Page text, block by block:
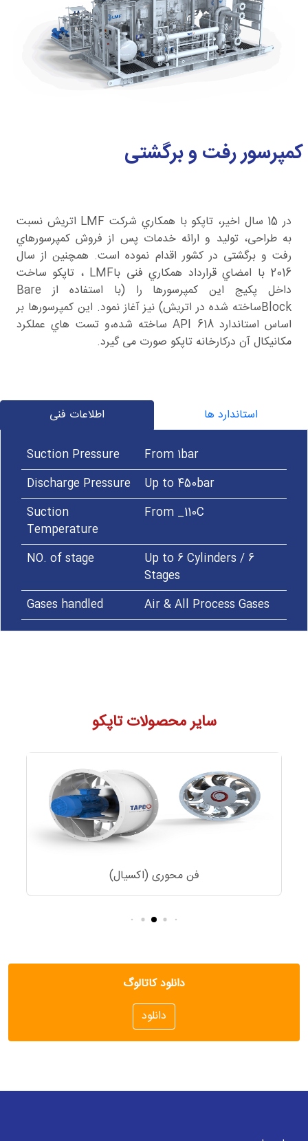
کمپرسور رفت و برگشتی
در 15 سال اخیر، تاپکو با همکاري شرکت LMF اتریش نسبت
به طراحی، تولید و ارائه خدمات پس از فروش کمپرسورهاي
رفت و برگشتی در کشور اقدام نموده است. همچنین از سال
2016 با امضاي قرارداد همکاري فنی باLMF ، تاپکو ساخت
داخل پکیج این کمپرسورها را (با استفاده از Bare
Blockساخته شده در اتریش) نیز آغاز نمود. این کمپرسورها بر
اساس استاندارد 618 API ساخته شده،و تست هاي عملکرد
مکانیکال آن درکارخانه تاپکو صورت می گیرد.
استاندارد ها اطلاعات فنی
Suction Pressure
From 1bar
Discharge Pressure
Up to 450bar
Suction
Temperature
From _110C
NO. of stage
Up to 6 Cylinders / 6
Stages
Gases handled
Air & All Process Gases
سایر محصولات تاپکو
فن محوری (اکسیال)
دانلود کاتالوگ
دانلود